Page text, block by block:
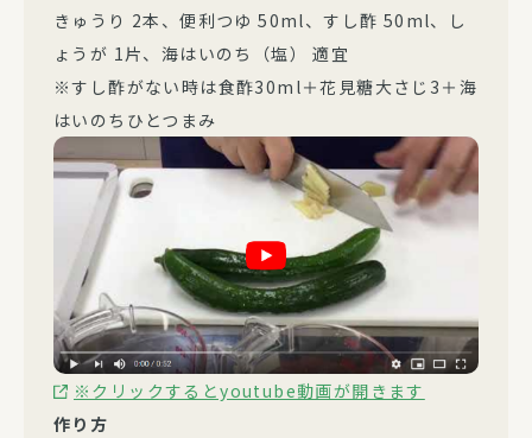
きゅうり 2本、便利つゆ 50ml、すし酢 50ml、し
ょうが 1片、海はいのち（塩） 適宜
※すし酢がない時は食酢30ml＋花見糖大さじ3＋海
はいのちひとつまみ
※クリックするとyoutube動画が開きます
作り方